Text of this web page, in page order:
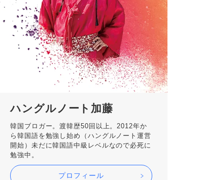
ハングルノート加藤
韓国ブロガー。渡韓歴50回以上。2012年か
ら韓国語を勉強し始め（ハングルノート運営
開始）未だに韓国語中級レベルなので必死に
勉強中。
プロフィール